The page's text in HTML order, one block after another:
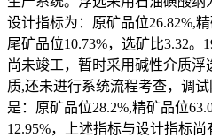
设计指标为：原矿品位26.82%,
尾矿品位10.73%，选矿比3.32。
尚未竣工，暂时采用碱性介质浮
质,还未进行系统流程考查，调
是：原矿品位28.2%,精矿品位
12.95%，上述指标与设计指标